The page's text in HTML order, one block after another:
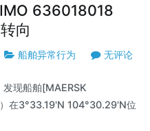
636018018
向
船舶异常行为 无评论
现船舶[MAERSK
在3°33.19'N 104°30.29'N位